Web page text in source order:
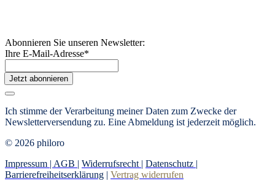
Abonnieren Sie unseren Newsletter:
Ihre E-Mail-Adresse*
Jetzt abonnieren
Ich stimme der Verarbeitung meiner Daten zum Zwecke der
Newsletterversendung zu. Eine Abmeldung ist jederzeit möglich.
© 2026 philoro
Impressum | AGB | Widerrufsrecht | Datenschutz |
Barrierefreiheitserklärung | Vertrag widerrufen